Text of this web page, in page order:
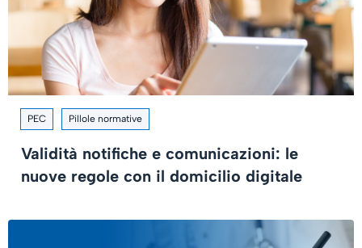
PEC Pillole normative
Validità notifiche e comunicazioni: le
nuove regole con il domicilio digitale